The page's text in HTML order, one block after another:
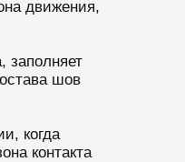
движения,
заполняет
шов
когда
контакта